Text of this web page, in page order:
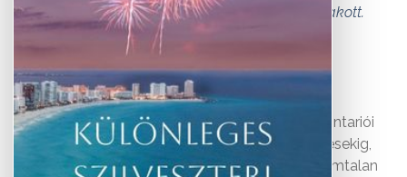
a második legnagyobb a világon. Mégis ritkán lakott.
Városai számtalan csodát rejtenek.
Városai a nagy, kozmopolita cityktől, mint az ontariói
Toronto, egészen az olyan kisvárosias településekig,
mint Whitehorse, a Yukon körzet fővárosa, számtalan